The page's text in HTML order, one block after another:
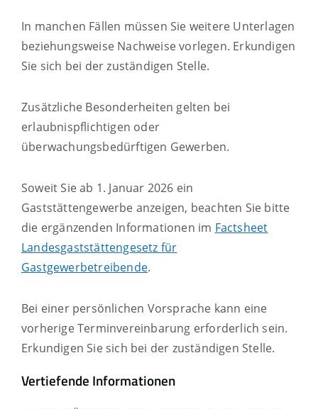
In manchen Fällen müssen Sie weitere Unterlagen
beziehungsweise Nachweise vorlegen. Erkundigen
Sie sich bei der zuständigen Stelle.
Zusätzliche Besonderheiten gelten bei
erlaubnispflichtigen oder
überwachungsbedürftigen Gewerben.
Soweit Sie ab 1. Januar 2026 ein
Gaststättengewerbe anzeigen, beachten Sie bitte
die ergänzenden Informationen im Factsheet
Landesgaststättengesetz für
Gastgewerbetreibende.
Bei einer persönlichen Vorsprache kann eine
vorherige Terminvereinbarung erforderlich sein.
Erkundigen Sie sich bei der zuständigen Stelle.
Vertiefende Informationen